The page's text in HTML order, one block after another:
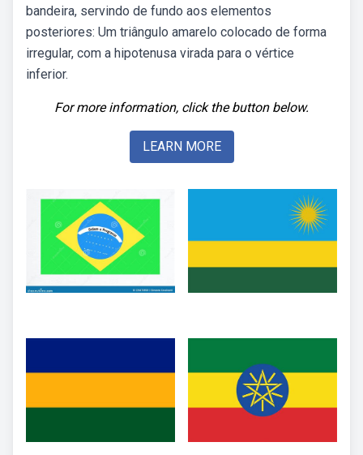
bandeira, servindo de fundo aos elementos
posteriores: Um triângulo amarelo colocado de forma
irregular, com a hipotenusa virada para o vértice
inferior.
For more information, click the button below.
LEARN MORE